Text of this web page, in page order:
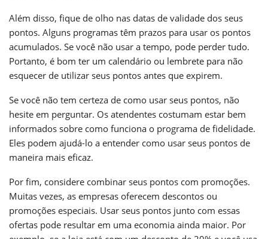
Além disso, fique de olho nas datas de validade dos seus
pontos. Alguns programas têm prazos para usar os pontos
acumulados. Se você não usar a tempo, pode perder tudo.
Portanto, é bom ter um calendário ou lembrete para não
esquecer de utilizar seus pontos antes que expirem.
Se você não tem certeza de como usar seus pontos, não
hesite em perguntar. Os atendentes costumam estar bem
informados sobre como funciona o programa de fidelidade.
Eles podem ajudá-lo a entender como usar seus pontos de
maneira mais eficaz.
Por fim, considere combinar seus pontos com promoções.
Muitas vezes, as empresas oferecem descontos ou
promoções especiais. Usar seus pontos junto com essas
ofertas pode resultar em uma economia ainda maior. Por